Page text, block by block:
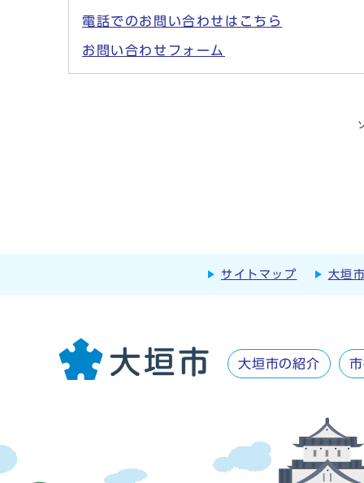
電話でのお問い合わせはこちら
お問い合わせフォーム
サイトマップ 大垣
大垣市の紹介